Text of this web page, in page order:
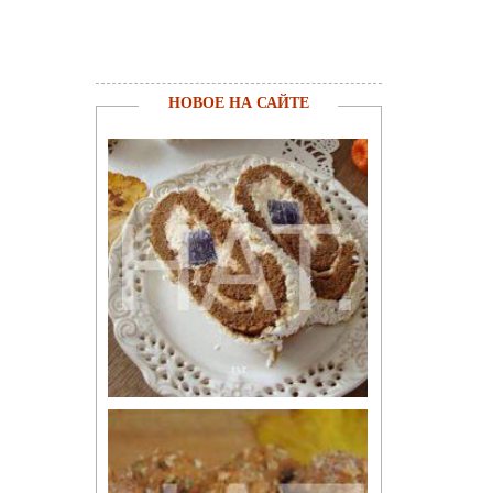
НОВОЕ НА САЙТЕ